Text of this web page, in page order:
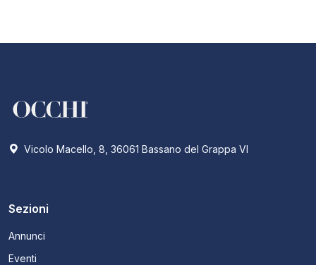
Vicolo Macello, 8, 36061 Bassano del Grappa VI
Sezioni
Annunci
Eventi